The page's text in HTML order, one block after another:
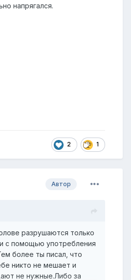
напрягался.
2 1
Автор
разрушаются только
с помощью употребления
более ты писал, что
никто не мешает и
не нужные.Либо за